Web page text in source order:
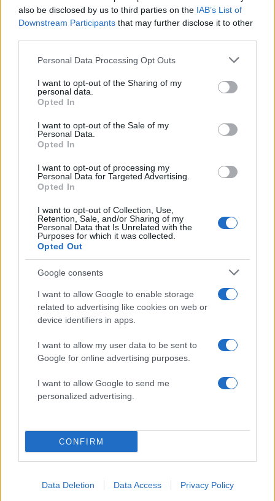
also be disclosed by us to third parties on the IAB’s List of
Downstream Participants that may further disclose it to other
Please note that this website/app uses one or more Google
not limited to your visit or usage behaviour. You may click to
grant or deny consent to Google and its third-party tags to
use your data for below specified purposes in below Google
consent section.
Personal Data Processing Opt Outs
I want to opt-out of the Sharing of my
personal data.
Opted In
I want to opt-out of the Sale of my
Personal Data.
Opted In
I want to opt-out of processing my
Personal Data for Targeted Advertising.
Opted In
I want to opt-out of Collection, Use,
Retention, Sale, and/or Sharing of my
Personal Data that Is Unrelated with the
Purposes for which it was collected.
Opted Out
Google consents
I want to allow Google to enable storage
related to advertising like cookies on web or
device identifiers in apps.
I want to allow my user data to be sent to
Google for online advertising purposes.
I want to allow Google to send me
personalized advertising.
CONFIRM
Data Deletion Data Access Privacy Policy
ΟΠΕΚΑ: Διευκρινίσεις για το επίδομα
κοινωνικής αλληλεγγύης ανασφάλιστων
υπερηλίκων